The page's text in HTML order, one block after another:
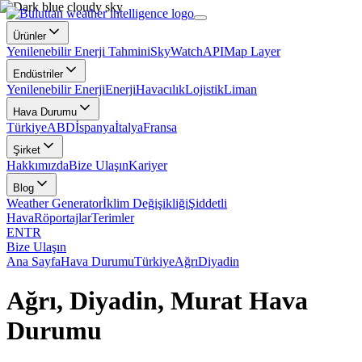
Ürünler
Yenilenebilir Enerji TahminiSkyWatchAPIMap Layer
Endüstriler
Yenilenebilir EnerjiEnerjiHavacılıkLojistikLiman
Hava Durumu
TürkiyeABDİspanyaİtalyaFransa
Şirket
HakkımızdaBize UlaşınKariyer
Blog
Weather Generatorİklim DeğişikliğiŞiddetli
HavaRöportajlarTerimler
ENTR
Bize Ulaşın
Ana SayfaHava DurumuTürkiyeAğrıDiyadin
Ağrı, Diyadin, Murat Hava
Durumu